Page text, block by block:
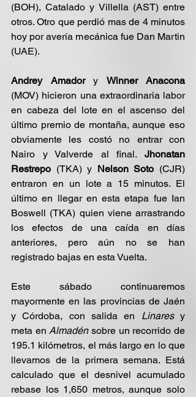
(BOH), Catalado y Villella (AST) entre
otros. Otro que perdió mas de 4 minutos
hoy por avería mecánica fue Dan Martin
(UAE).
Andrey Amador y Winner Anacona
(MOV) hicieron una extraordinaria labor
en cabeza del lote en el ascenso del
último premio de montaña, aunque eso
obviamente les costó no entrar con
Nairo y Valverde al final. Jhonatan
Restrepo (TKA) y Nelson Soto (CJR)
entraron en un lote a 15 minutos. El
último en llegar en esta etapa fue Ian
Boswell (TKA) quien viene arrastrando
los efectos de una caída en días
anteriores, pero aún no se han
registrado bajas en esta Vuelta.
Este sábado continuaremos
mayormente en las provincias de Jaén
y Córdoba, con salida en Linares y
meta en Almadén sobre un recorrido de
195.1 kilómetros, el más largo en lo que
llevamos de la primera semana. Está
calculado que el desnivel acumulado
rebase los 1,650 metros, aunque solo